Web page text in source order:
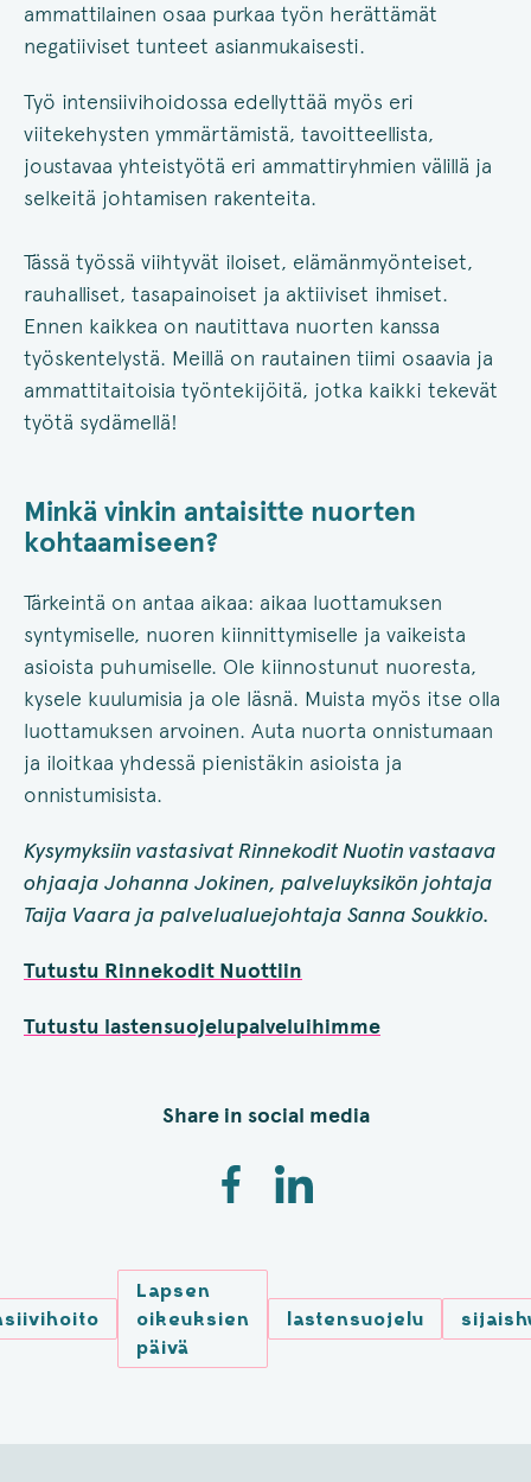
ammattilainen osaa purkaa työn herättämät
negatiiviset tunteet asianmukaisesti.
Työ intensiivihoidossa edellyttää myös eri
viitekehysten ymmärtämistä, tavoitteellista,
joustavaa yhteistyötä eri ammattiryhmien välillä ja
selkeitä johtamisen rakenteita.
Tässä työssä viihtyvät iloiset, elämänmyönteiset,
rauhalliset, tasapainoiset ja aktiiviset ihmiset.
Ennen kaikkea on nautittava nuorten kanssa
työskentelystä. Meillä on rautainen tiimi osaavia ja
ammattitaitoisia työntekijöitä, jotka kaikki tekevät
työtä sydämellä!
Minkä vinkin antaisitte nuorten
kohtaamiseen?
Tärkeintä on antaa aikaa: aikaa luottamuksen
syntymiselle, nuoren kiinnittymiselle ja vaikeista
asioista puhumiselle. Ole kiinnostunut nuoresta,
kysele kuulumisia ja ole läsnä. Muista myös itse olla
luottamuksen arvoinen. Auta nuorta onnistumaan
ja iloitkaa yhdessä pienistäkin asioista ja
onnistumisista.
Kysymyksiin vastasivat Rinnekodit Nuotin vastaava
ohjaaja Johanna Jokinen, palveluyksikön johtaja
Taija Vaara ja palvelualuejohtaja Sanna Soukkio.
Tutustu Rinnekodit Nuottiin
Tutustu lastensuojelupalveluihimme
Share in social media
Lapsen
oikeuksien
päivä
lastensuojelu